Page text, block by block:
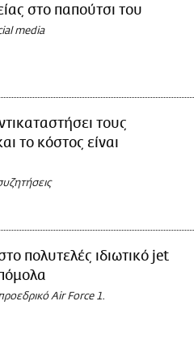
στο παπούτσι του
media
τους
το κόστος είναι
πολυτελές ιδιωτικό jet
Air Force 1.